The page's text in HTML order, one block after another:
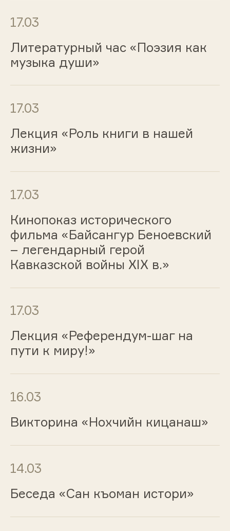
17.03
Литературный час «Поэзия как
музыка души»
17.03
Лекция «Роль книги в нашей
жизни»
17.03
Кинопоказ исторического
фильма «Байсангур Беноевский
– легендарный герой
Кавказской войны XIX в.»
17.03
Лекция «Референдум-шаг на
пути к миру!»
16.03
Викторина «Нохчийн кицанаш»
14.03
Беседа «Сан къоман истори»